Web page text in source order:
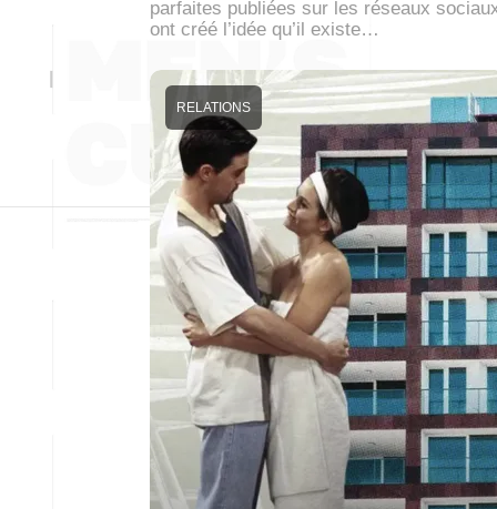
parfaites publiées sur les réseaux
ont créé l’idée qu’il existe…
RELATIONS